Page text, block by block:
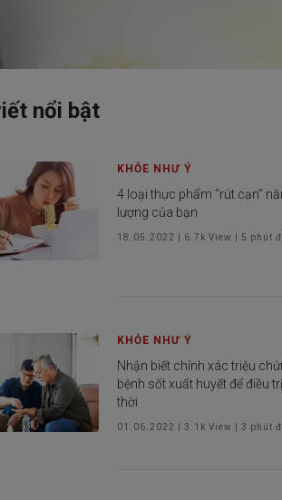
nổi bật
KHỎE NHƯ Ý
4 loại thực phẩm “rút cạn”
lượng của bạn
18.05.2022 6.7k View | 5 phút
KHỎE NHƯ Ý
Nhận biết chính xác triệu
bệnh sốt xuất huyết để điều
thời
01.06.2022 3.1k View | 3 phút